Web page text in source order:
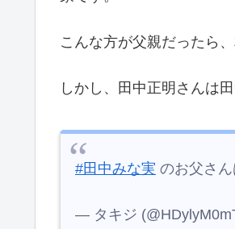
こんな方が父親だったら
しかし、田中正明さんは
#田中みな実 のお父さ
— タキジ